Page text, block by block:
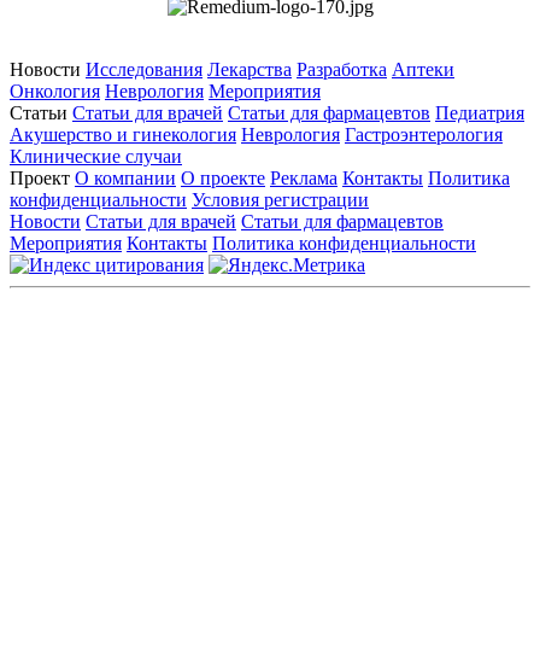
Новости Исследования Лекарства Разработка Аптеки
Онкология Неврология Мероприятия
Статьи Статьи для врачей Статьи для фармацевтов Педиатрия
Акушерство и гинекология Неврология Гастроэнтерология
Клинические случаи
Проект О компании О проекте Реклама Контакты Политика
конфиденциальности Условия регистрации
Новости Статьи для врачей Статьи для фармацевтов
Мероприятия Контакты Политика конфиденциальности